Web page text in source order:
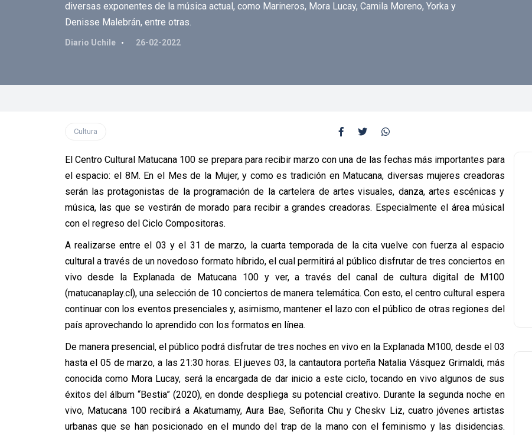
diversas exponentes de la música actual, como Marineros, Mora Lucay, Camila Moreno, Yorka y
Denisse Malebrán, entre otras.
Diario Uchile 26-02-2022
Cultura
El Centro Cultural Matucana 100 se prepara para recibir marzo con una de las fechas más importantes para
el espacio: el 8M. En el Mes de la Mujer, y como es tradición en Matucana, diversas mujeres creadoras
serán las protagonistas de la programación de la cartelera de artes visuales, danza, artes escénicas y
música, las que se vestirán de morado para recibir a grandes creadoras. Especialmente el área músical
con el regreso del Ciclo Compositoras.
A realizarse entre el 03 y el 31 de marzo, la cuarta temporada de la cita vuelve con fuerza al espacio
cultural a través de un novedoso formato híbrido, el cual permitirá al público disfrutar de tres conciertos en
vivo desde la Explanada de Matucana 100 y ver, a través del canal de cultura digital de M100
(matucanaplay.cl), una selección de 10 conciertos de manera telemática. Con esto, el centro cultural espera
continuar con los eventos presenciales y, asimismo, mantener el lazo con el público de otras regiones del
país aprovechando lo aprendido con los formatos en línea.
De manera presencial, el público podrá disfrutar de tres noches en vivo en la Explanada M100, desde el 03
hasta el 05 de marzo, a las 21:30 horas. El jueves 03, la cantautora porteña Natalia Vásquez Grimaldi, más
conocida como Mora Lucay, será la encargada de dar inicio a este ciclo, tocando en vivo algunos de sus
éxitos del álbum “Bestia” (2020), en donde despliega su potencial creativo. Durante la segunda noche en
vivo, Matucana 100 recibirá a Akatumamy, Aura Bae, Señorita Chu y Cheskv Liz, cuatro jóvenes artistas
urbanas que se han posicionado en el mundo del trap de la mano con el feminismo y las disidencias.